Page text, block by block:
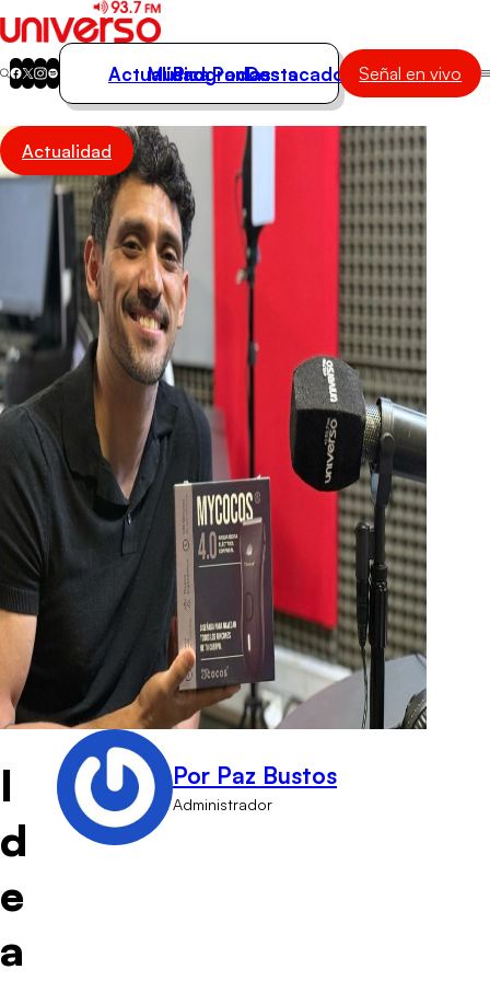
Actualidad
Música
Programas
Podcasts
Destacados
Actualidad
Música
Programas
Podcasts
Destacados Señal en vivo
Actualidad
I
d
e
a
Por Paz Bustos
Administrador